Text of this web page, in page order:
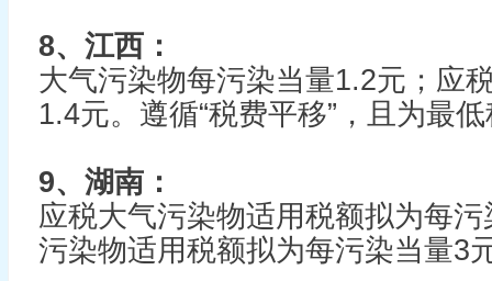
8、江西：
大气污染物每污染当量1.2元；应
1.4元。遵循“税费平移”，且为最
9、湖南：
应税大气污染物适用税额拟为每
污染物适用税额拟为每污染当量3